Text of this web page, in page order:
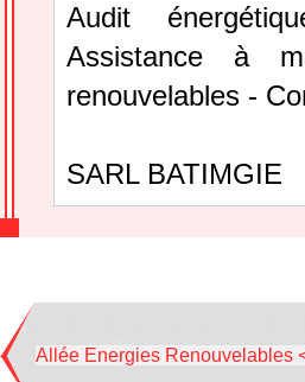
Audit
Assistance à
renouvelables -
SARL BATIMGIE
Allée Energies Renouvelables